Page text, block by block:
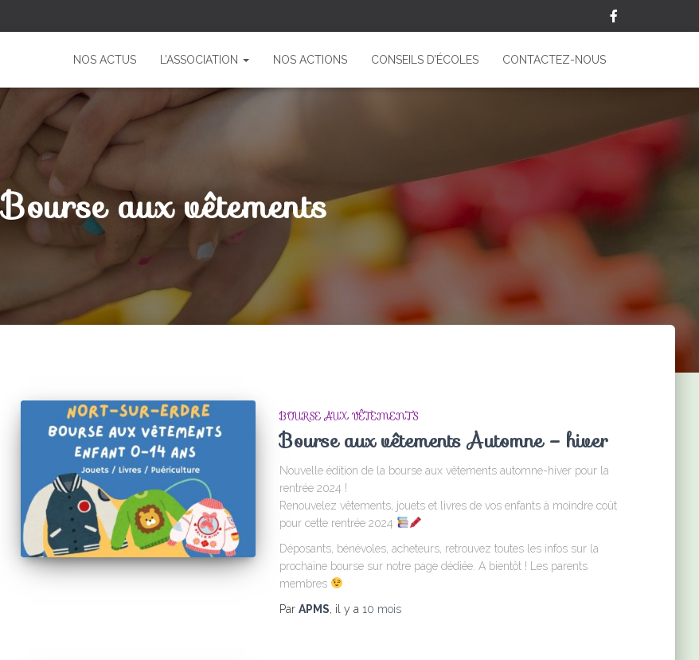
NOS ACTUS L’ASSOCIATION NOS ACTIONS CONSEILS D’ÉCOLES CONTACTEZ-NOUS
Bourse aux vêtements
BOURSE AUX VÊTEMENTS
Bourse aux vêtements Automne – hiver
Nouvelle édition de la bourse aux vêtements automne-hiver pour la
rentrée 2024 !
Renouvelez vêtements, jouets et livres de vos enfants à moindre coût
pour cette rentrée 2024
Déposants, bénévoles, acheteurs, retrouvez toutes les infos sur la
prochaine bourse sur notre page dédiée. A bientôt ! Les parents
membres
Par APMS, il y a 10 mois